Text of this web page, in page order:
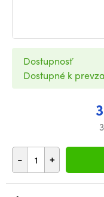
- +
Dostupnosť
Dostupné k